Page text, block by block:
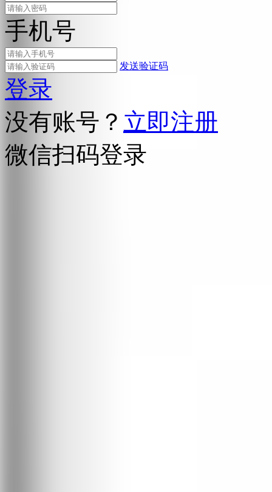
手机号
发送验证码
登录
没有账号？ 立即注册
微信扫码登录